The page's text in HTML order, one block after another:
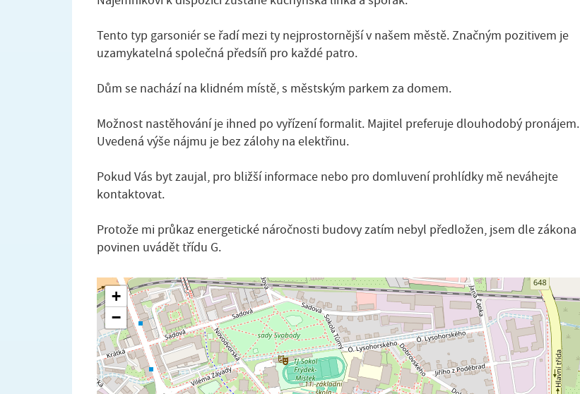
Tento typ garsoniér se řadí mezi ty nejprostornější v našem městě. Značným pozitivem je
uzamykatelná společná předsíň pro každé patro.
Dům se nachází na klidném místě, s městským parkem za domem.
Možnost nastěhování je ihned po vyřízení formalit. Majitel preferuje dlouhodobý pronájem.
Uvedená výše nájmu je bez zálohy na elektřinu.
Pokud Vás byt zaujal, pro bližší informace nebo pro domluvení prohlídky mě neváhejte
kontaktovat.
Protože mi průkaz energetické náročnosti budovy zatím nebyl předložen, jsem dle zákona
povinen uvádět třídu G.
+
−